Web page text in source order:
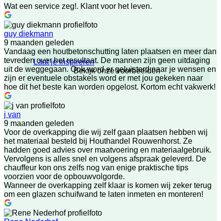
Laat je inspireren
Bekijk onze voorbeelden
Wat een service zeg!. Klant voor het leven.
guy diekmann
9 maanden geleden
Vandaag een houtbetonschutting laten plaatsen en meer dan
tevreden over het resultaat. De mannen zijn geen uitdaging
uit de weggegaan. Ook word er geluisterd naar je wensen en
zijn er eventuele obstakels word er met jou gekeken naar
hoe dit het beste kan worden opgelost. Kortom echt vakwerk!
j van
9 maanden geleden
Voor de overkapping die wij zelf gaan plaatsen hebben wij
het materiaal besteld bij Houthandel Rouwenhorst. Ze
hadden goed advies over maatvoering en materiaalgebruik.
Vervolgens is alles snel en volgens afspraak geleverd. De
chauffeur kon ons zelfs nog van enige praktische tips
voorzien voor de opbouwvolgorde.
Wanneer de overkapping zelf klaar is komen wij zeker terug
om een glazen schuifwand te laten inmeten en monteren!